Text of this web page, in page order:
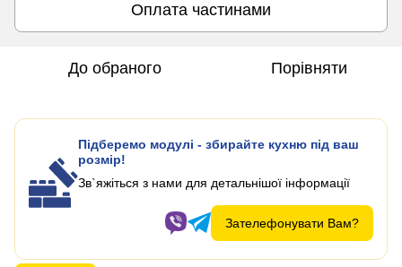
Оплата частинами
До обраного Порівняти
Підберемо модулі - збирайте кухню під ваш
розмір!
Зв`яжіться з нами для детальнішої інформації
Зателефонувати Вам?